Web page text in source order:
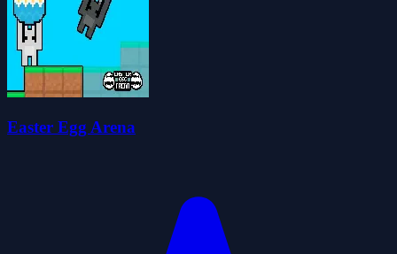
Easter Egg Arena